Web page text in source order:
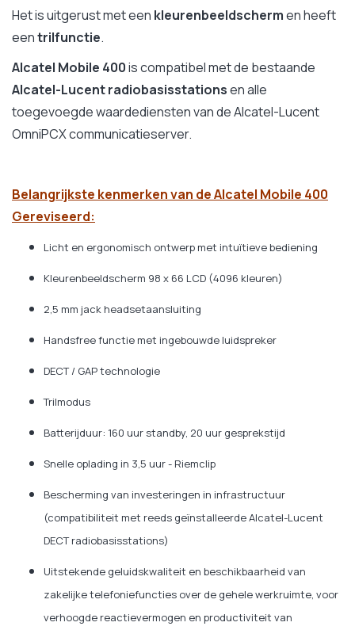
Het is uitgerust met een kleurenbeeldschermen heeft
eentrilfunctie.
Alcatel Mobile 400is compatibel met de bestaande
Alcatel-Lucent radiobasisstationsen alle
toegevoegde waardediensten van de Alcatel-Lucent
OmniPCX communicatieserver.
Belangrijkste kenmerken van de Alcatel Mobile 400
Gereviseerd:
Licht en ergonomisch ontwerp met intuïtieve bediening
Kleurenbeeldscherm 98 x 66 LCD (4096 kleuren)
2,5 mm jack headsetaansluiting
Handsfree functie met ingebouwde luidspreker
DECT / GAP technologie
Trilmodus
Batterijduur: 160 uur standby, 20 uur gesprekstijd
Snelle oplading in 3,5 uur - Riemclip
Bescherming van investeringen in infrastructuur
(compatibiliteit met reeds geïnstalleerde Alcatel-Lucent
DECT radiobasisstations)
Uitstekende geluidskwaliteit en beschikbaarheid van
zakelijke telefoniefuncties over de gehele werkruimte, voor
verhoogde reactievermogen en productiviteit van